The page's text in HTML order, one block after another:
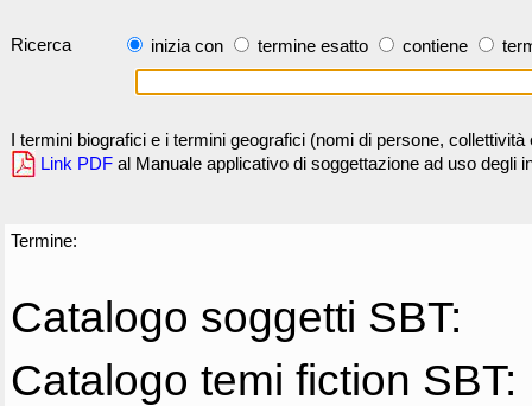
Ricerca inizia con termine esatto contiene
I termini biografici e i termini geografici (nomi di persone,
Link PDF al Manuale applicativo di soggettazione ad uso degli
Termine:
Catalogo soggetti SBT:
Catalogo temi fiction SBT: